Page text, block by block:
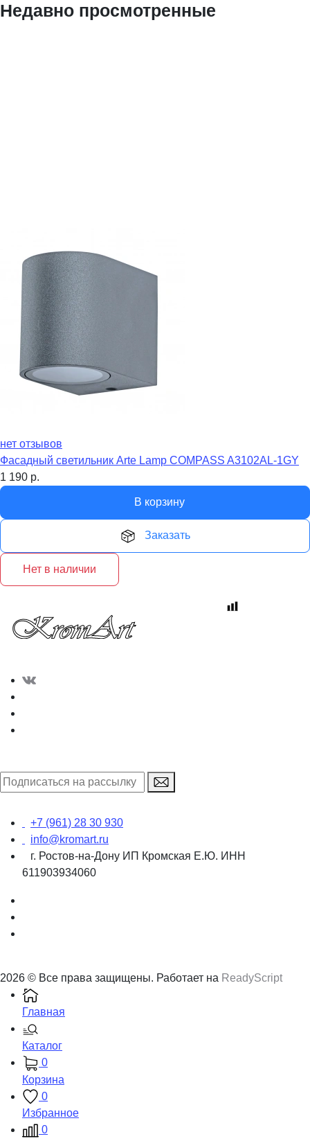
Недавно просмотренные
нет отзывов
Фасадный светильник Arte Lamp COMPASS A3102AL-1GY
1 190 р.
В корзину
Заказать
Нет в наличии
+7 (961) 28 30 930
info@kromart.ru
г. Ростов-на-Дону ИП Кромская Е.Ю. ИНН
611903934060
2026 © Все права защищены. Работает на ReadyScript
Главная
Каталог
0
Корзина
0
Избранное
0